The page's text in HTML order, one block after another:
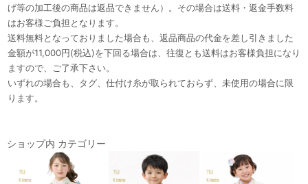
げ等の加工後の商品は返品できません）。その場合は送料・返金手数料
はお客様ご負担となります。
送料無料となっておりました場合も、返品商品の代金を差し引きました
金額が11,000円(税込)を下回る場合は、往復とも送料はお客様負担になり
ますので、ご了承下さい。
いずれの場合も、タグ、仕付け糸が取られておらず、未使用の場合に限
ります。
ショップ内 カテゴリー